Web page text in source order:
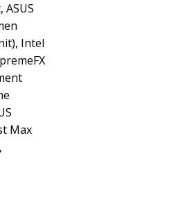
ASUS
Intel
Max